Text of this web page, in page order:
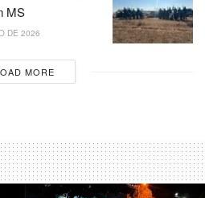
MS
DE 2026
MORE